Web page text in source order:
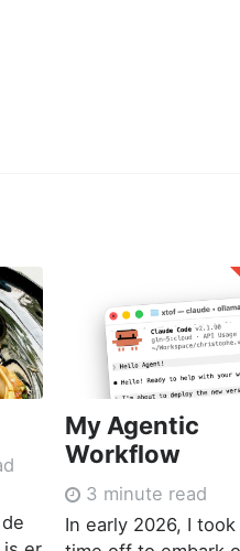
My Agentic
Workflow
3 minute read
In early 2026, I took